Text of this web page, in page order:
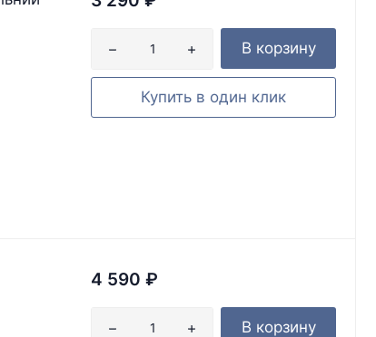
В корзину
Купить в один клик
4 590 ₽
В корзину